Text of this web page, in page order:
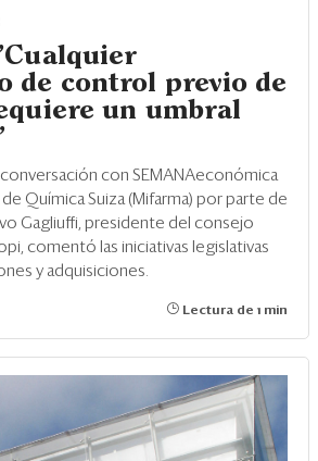
de control previo de
un umbral
conversación con SEMANAeconómica
Química Suiza (Mifarma) por parte de
Ivo Gagliuffi, presidente del consejo
comentó las iniciativas legislativas
y adquisiciones.
Lectura de 1 min